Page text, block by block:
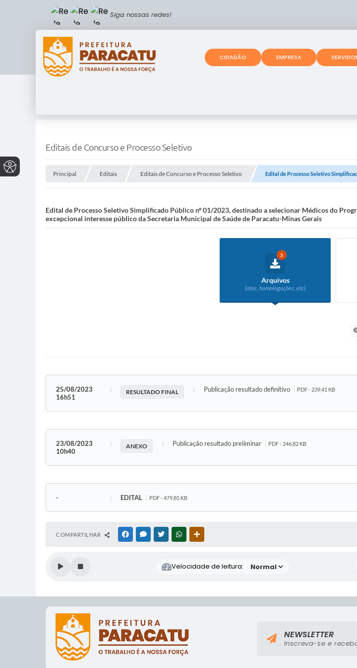
Siga nossas redes!
CIDADÃO EMPRESA
Editais de Concurso e Processo Seletivo
Principal Editais Editais de Concurso e Processo Seletivo Edital de Processo Seletivo
Edital de Processo Seletivo Simplificado Público nº 01/2023, destinado a selecionar Médicos do
excepcional interesse público da Secretaria Municipal de Saúde de Paracatu-Minas Gerais
3
Arquivos
(atas, homologações, etc)
25/08/2023
16h51
RESULTADO FINAL Publicação resultado definitivo PDF - 239,41 KB
23/08/2023
10h40
ANEXO Publicação resultado preliminar PDF - 246,82 KB
- EDITAL PDF - 479,85 KB
COMPARTILHAR FACEBOOKMESSENGER
TWITTERWHATSAPP
Velocidade de leitura:
NEWSLETTER
Inscreva-se e